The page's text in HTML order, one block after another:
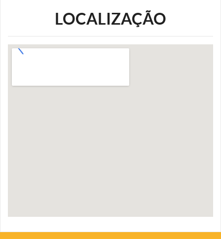
LOCALIZAÇÃO